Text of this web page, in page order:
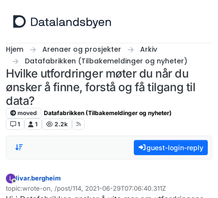
Hjem Arenaer og prosjekter
Arkiv
Datafabrikken (Tilbakemeldinger og nyheter)
Hvilke utfordringer møter du når du
ønsker å finne, forstå og få tilgang til
data?
moved
Datafabrikken (Tilbakemeldinger og nyheter)
1
1 2.2k
guest-login-reply
L
Frakoblet
livar.bergheim
topic:wrote-on, /post/114, 2021-06-29T07:06:40.311Z
Sist endret av